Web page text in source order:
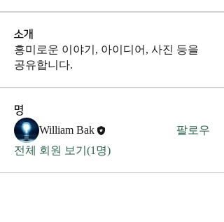
소개
흥미로운 이야기, 아이디어, 사진 등을
공유합니다.
명
William Bak
팔로우
전체 회원 보기(1명)